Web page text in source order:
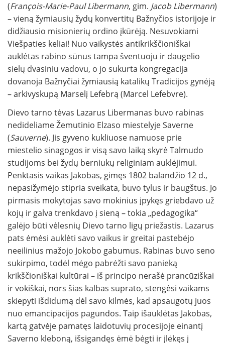
(François-Marie-Paul Libermann, gim. Jacob Libermann)
– vieną žymiausių žydų konvertitų Bažnyčios istorijoje ir
didžiausio misionierių ordino įkūrėją. Nesuvokiami
Viešpaties keliai! Nuo vaikystės antikrikščioniškai
auklėtas rabino sūnus tampa šventuoju ir daugelio
sielų dvasiniu vadovu, o jo sukurta kongregacija
dovanoja Bažnyčiai žymiausią katalikų Tradicijos gynėją
– arkivyskupą Marselį Lefebrą (Marcel Lefebvre).
Dievo tarno tėvas Lazarus Libermanas buvo rabinas
nedideliame Žemutinio Elzaso miestelyje Saverne
(Sauverne). Jis gyveno kukliuose namuose prie
miestelio sinagogos ir visą savo laiką skyrė Talmudo
studijoms bei žydų berniukų religiniam auklėjimui.
Penktasis vaikas Jakobas, gimęs 1802 balandžio 12 d.,
nepasižymėjo stipria sveikata, buvo tylus ir baugštus. Jo
pirmasis mokytojas savo mokinius įpykęs griebdavo už
kojų ir galva trenkdavo į sieną – tokia „pedagogika“
galėjo būti vėlesnių Dievo tarno ligų priežastis. Lazarus
pats ėmėsi auklėti savo vaikus ir greitai pastebėjo
neeilinius mažojo Jokobo gabumus. Rabinas buvo seno
sukirpimo, todėl mėgo pabrėžti savo panieką
krikščioniškai kultūrai – iš principo nerašė prancūziškai
ir vokiškai, nors šias kalbas suprato, stengėsi vaikams
skiepyti išdidumą dėl savo kilmės, kad apsaugotų juos
nuo emancipacijos pagundos. Taip išauklėtas Jakobas,
kartą gatvėje pamatęs laidotuvių procesijoje einantį
Saverno kleboną, išsigandęs ėmė bėgti ir įlėkęs į